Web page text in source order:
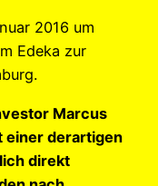
2016 um
Edeka zur
Marcus
einer derartigen
direkt